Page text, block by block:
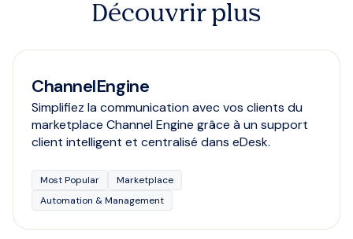
Découvrir plus
ChannelEngine
Simplifiez la communication avec vos clients du
marketplace Channel Engine grâce à un support
client intelligent et centralisé dans eDesk.
Most Popular
Marketplace
Automation & Management